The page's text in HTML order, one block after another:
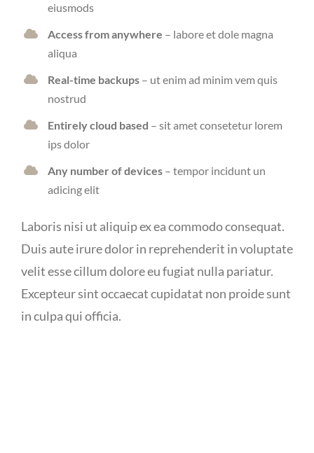
eiusmods
Access from anywhere – labore et dole magna
aliqua
Real-time backups – ut enim ad minim vem quis
nostrud
Entirely cloud based – sit amet consetetur lorem
ips dolor
Any number of devices – tempor incidunt un
adicing elit
Laboris nisi ut aliquip ex ea commodo consequat.
Duis aute irure dolor in reprehenderit in voluptate
velit esse cillum dolore eu fugiat nulla pariatur.
Excepteur sint occaecat cupidatat non proide sunt
in culpa qui officia.